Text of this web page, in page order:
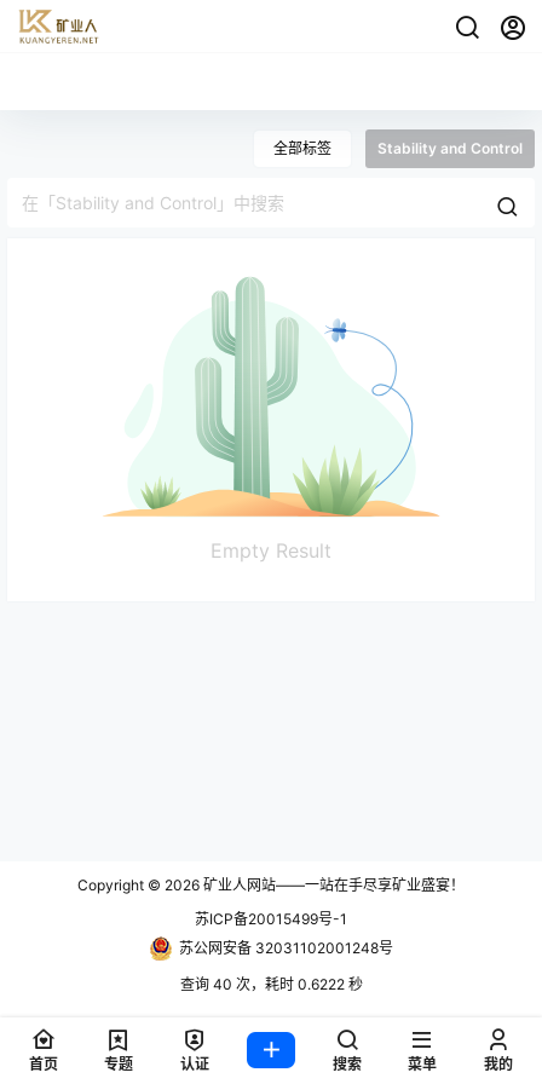
全部标签 Stability and Control
Empty Result
Copyright © 2026 矿业人网站——一站在手尽享矿业盛宴！
苏ICP备20015499号-1
苏公网安备 32031102001248号
查询 40 次，耗时 0.6222 秒
首页 专题 认证 搜索 菜单 我的